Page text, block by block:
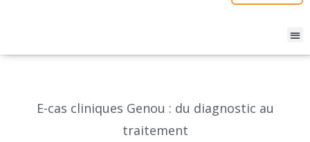
E-cas cliniques Genou : du diagnostic au
traitement